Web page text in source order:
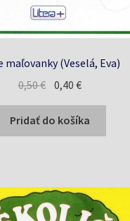
maľovanky (Veselá, Eva)
0,50€ Pôvodná
bola:
0,50 €.
0,40€Aktuálna
je:
0,40 €.
Pridať do košíka